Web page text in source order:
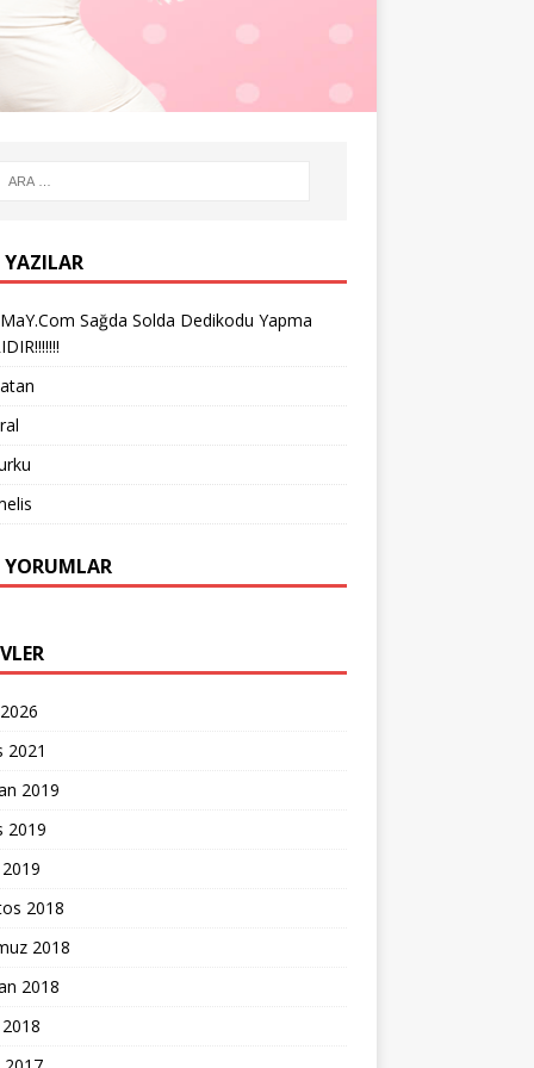
Sağda Solda Dedikodu Yapma
2021
2019
2019
2018
2018
2018